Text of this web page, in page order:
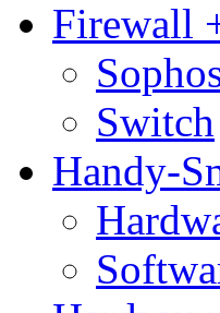
Firewall
Switch
Handy-